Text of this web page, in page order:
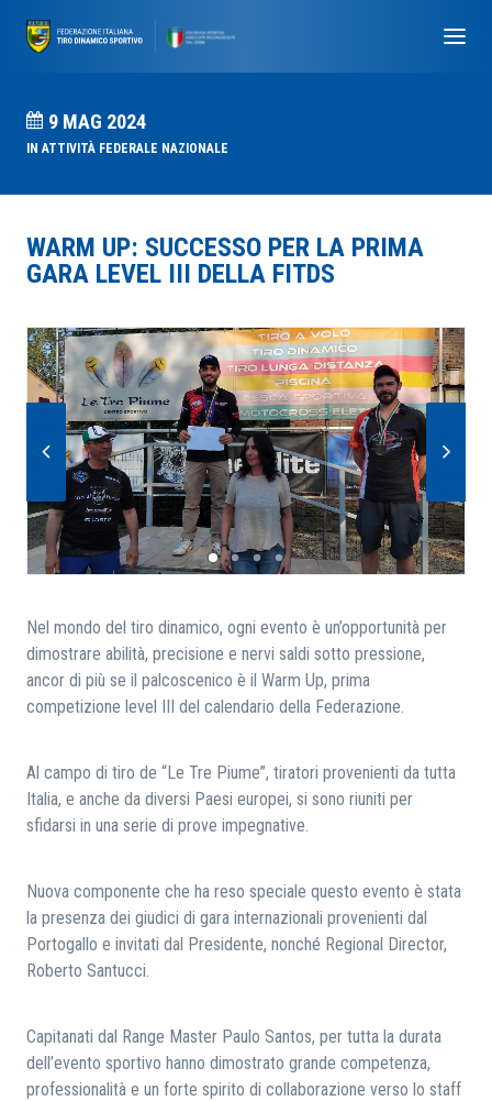
RICERCA
9 MAG 2024
INATTIVITÀ FEDERALE NAZIONALE
WARM UP: SUCCESSO PER LA PRIMA
GARA LEVEL III DELLA FITDS
Nel mondo del tiro dinamico, ogni evento è un’opportunità per
dimostrare abilità, precisione e nervi saldi sotto pressione,
ancor di più se il palcoscenico è il Warm Up, prima
competizione level III del calendario della Federazione.
Al campo di tiro de “Le Tre Piume”, tiratori provenienti da tutta
Italia, e anche da diversi Paesi europei, si sono riuniti per
sfidarsi in una serie di prove impegnative.
Nuova componente che ha reso speciale questo evento è stata
la presenza dei giudici di gara internazionali provenienti dal
Portogallo e invitati dal Presidente, nonché Regional Director,
Roberto Santucci.
Capitanati dal Range Master Paulo Santos, per tutta la durata
dell’evento sportivo hanno dimostrato grande competenza,
professionalità e un forte spirito di collaborazione verso lo staff